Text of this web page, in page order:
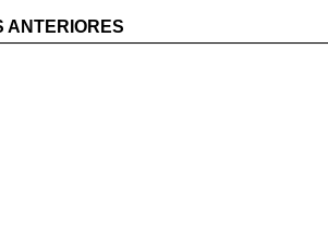
ANTERIORES